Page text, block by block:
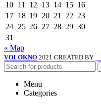
10 11 12 13 14 15 16
17 18 19 20 21 22 23
24 25 26 27 28 29 30
31
« Мар
VOLOKNO 2021 CREATED BY
Menu
Categories